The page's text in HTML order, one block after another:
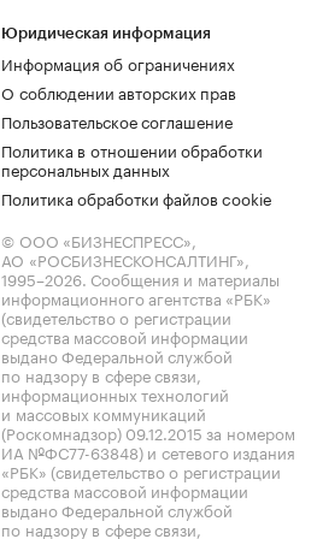
Юридическая информация
Информация об ограничениях
О соблюдении авторских прав
Пользовательское соглашение
Политика в отношении обработки
персональных данных
Политика обработки файлов cookie
© ООО «БИЗНЕСПРЕСС»,
АО «РОСБИЗНЕСКОНСАЛТИНГ»,
1995–2026. Сообщения и материалы
информационного агентства «РБК»
(свидетельство о регистрации
средства массовой информации
выдано Федеральной службой
по надзору в сфере связи,
информационных технологий
и массовых коммуникаций
(Роскомнадзор) 09.12.2015 за номером
ИА №ФС77-63848) и сетевого издания
«РБК» (свидетельство о регистрации
средства массовой информации
выдано Федеральной службой
по надзору в сфере связи,